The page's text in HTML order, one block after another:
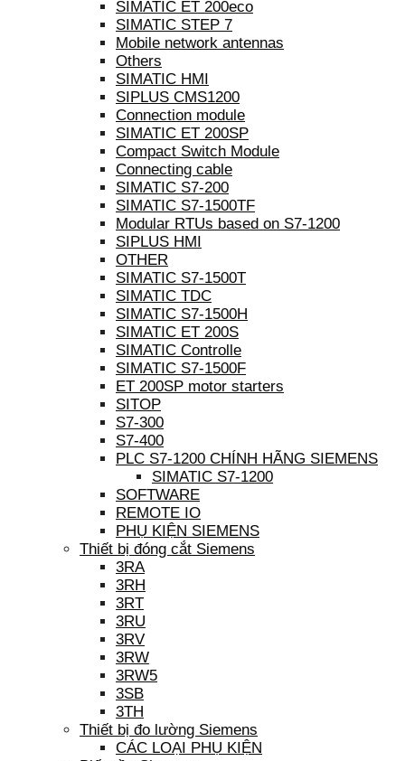
SIMATIC ET 200eco
SIMATIC STEP 7
Mobile network antennas
Others
SIMATIC HMI
SIPLUS CMS1200
Connection module
SIMATIC ET 200SP
Compact Switch Module
Connecting cable
SIMATIC S7-200
SIMATIC S7-1500TF
Modular RTUs based on S7-1200
SIPLUS HMI
OTHER
SIMATIC S7-1500T
SIMATIC TDC
SIMATIC S7-1500H
SIMATIC ET 200S
SIMATIC Controlle
SIMATIC S7-1500F
ET 200SP motor starters
SITOP
S7-300
S7-400
PLC S7-1200 CHÍNH HÃNG SIEMENS
SIMATIC S7-1200
SOFTWARE
REMOTE IO
PHỤ KIỆN SIEMENS
Thiết bị đóng cắt Siemens
3RA
3RH
3RT
3RU
3RV
3RW
3RW5
3SB
3TH
Thiết bị đo lường Siemens
CÁC LOẠI PHỤ KIỆN